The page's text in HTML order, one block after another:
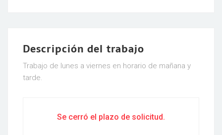
Descripción del trabajo
Trabajo de lunes a viernes en horario de mañana y
tarde.
Se cerró el plazo de solicitud.